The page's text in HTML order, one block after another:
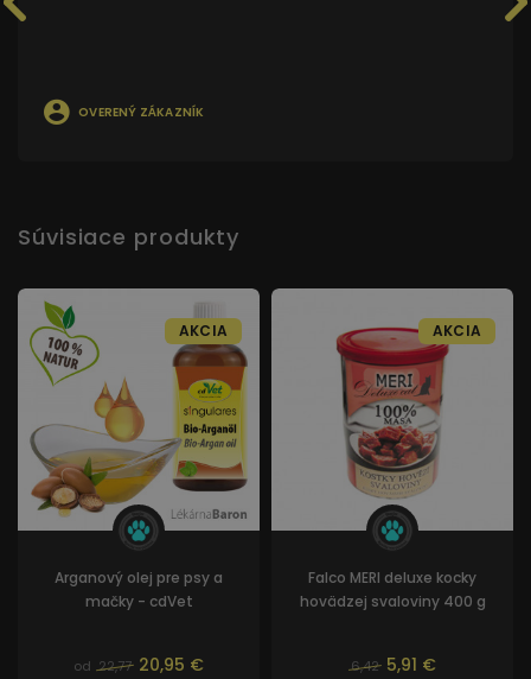
OVERENÝ ZÁKAZNÍK
Súvisiace produkty
Arganový olej pre psy a
mačky - cdVet
od 22,77 20,95 €
AKCIA
Falco MERI deluxe kocky
hovädzej svaloviny 400 g
6,42 5,91 €
AKCIA